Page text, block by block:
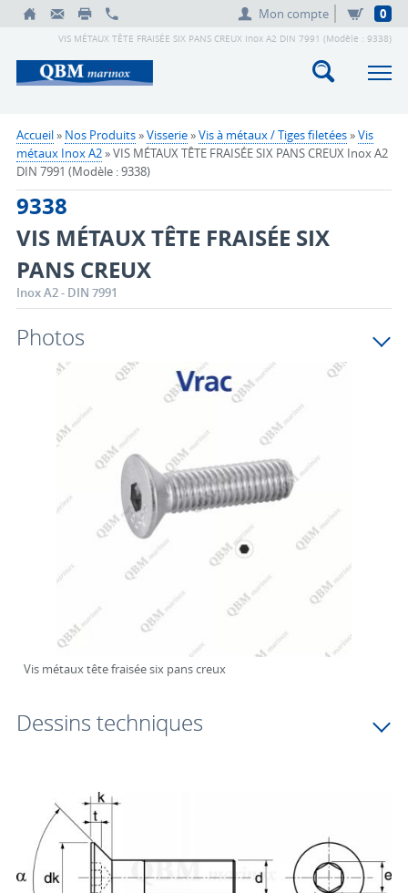
Mon compte 0
VIS MÉTAUX TÊTE FRAISÉE SIX PANS CREUX Inox A2 DIN 7991 (Modèle : 9338)
Accueil» Nos Produits»Visserie»Vis à métaux / Tiges filetées»Vis
métaux Inox A2» VIS MÉTAUX TÊTE FRAISÉE SIX PANS CREUX Inox A2
DIN 7991 (Modèle : 9338)
9338
VIS MÉTAUX TÊTE FRAISÉE SIX
PANS CREUX
Inox A2 - DIN 7991
Photos
Vis métaux tête fraisée six pans creux
Dessins techniques